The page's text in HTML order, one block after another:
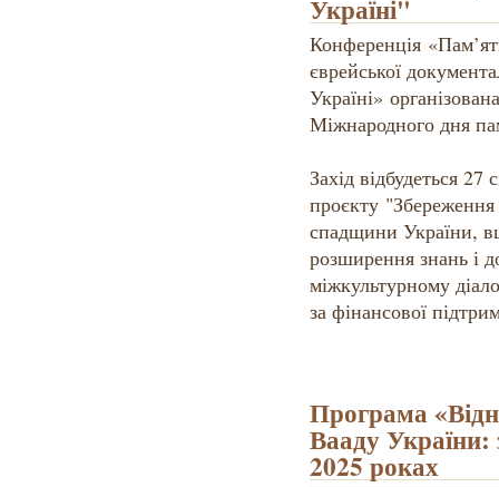
Україні"
Конференція
єврейської
Україні»
Міжнародного дня
Захід відбудеться
проєкту "Збереження
спадщини України,
розширення знань і
міжкультурному
за фінансової
Програма
Вааду України:
2025 роках